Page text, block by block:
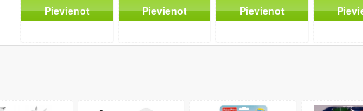
Pievienot Pievienot Pievienot